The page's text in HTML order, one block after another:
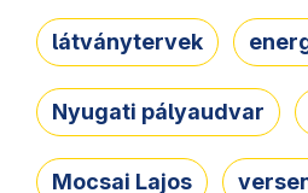
látványtervek
Nyugati pályaudvar
Mocsai Lajos